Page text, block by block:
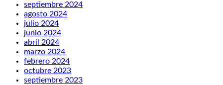
septiembre 2024
agosto 2024
julio 2024
junio 2024
abril 2024
marzo 2024
febrero 2024
octubre 2023
septiembre 2023